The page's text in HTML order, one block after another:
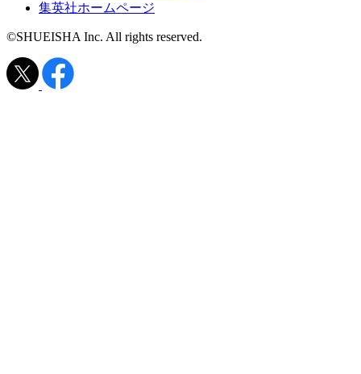
集英社ホームページ
©SHUEISHA Inc. All rights reserved.